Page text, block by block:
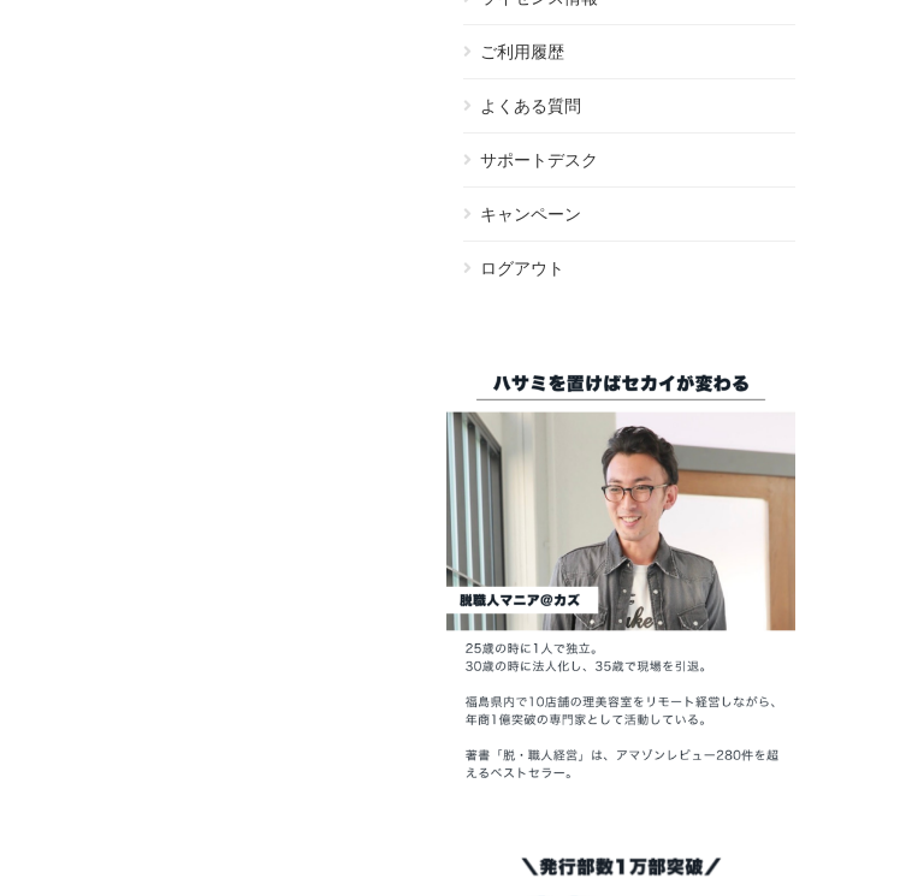
ご利用履歴
よくある質問
サポートデスク
キャンペーン
ログアウト